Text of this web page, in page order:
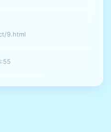
9.html